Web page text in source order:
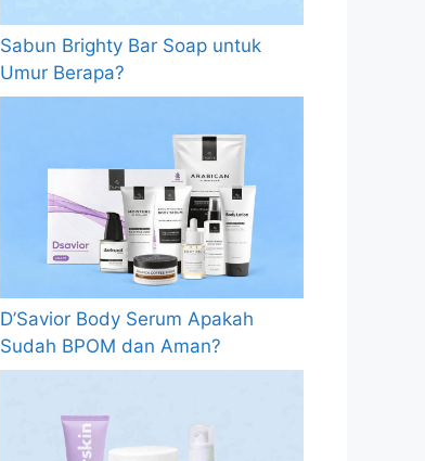
Sabun Brighty Bar Soap untuk
Umur Berapa?
D’Savior Body Serum Apakah
Sudah BPOM dan Aman?